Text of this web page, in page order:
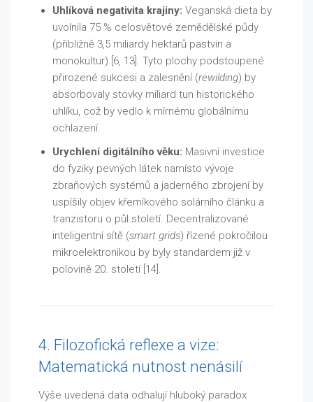
Uhlíková negativita krajiny: Veganská dieta by
uvolnila 75 % celosvětové zemědělské půdy
(přibližně 3,5 miliardy hektarů pastvin a
monokultur) [6, 13]. Tyto plochy podstoupené
přirozené sukcesi a zalesnění (rewilding) by
absorbovaly stovky miliard tun historického
uhlíku, což by vedlo k mírnému globálnímu
ochlazení.
Urychlení digitálního věku: Masivní investice
do fyziky pevných látek namísto vývoje
zbraňových systémů a jaderného zbrojení by
uspíšily objev křemíkového solárního článku a
tranzistoru o půl století. Decentralizované
inteligentní sítě (smart grids) řízené pokročilou
mikroelektronikou by byly standardem již v
polovině 20. století [14].
4. Filozofická reflexe a vize:
Matematická nutnost nenásilí
Výše uvedená data odhalují hluboký paradox